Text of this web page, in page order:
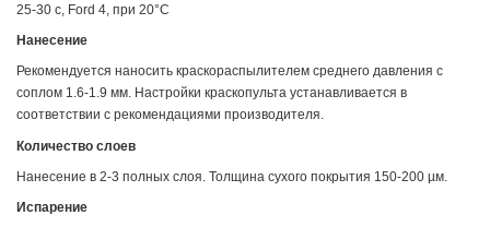
25-30 с, Ford 4, при 20°С
Нанесение
Рекомендуется наносить краскораспылителем среднего давления с
соплом 1.6-1.9 мм. Настройки краскопульта устанавливается в
соответствии с рекомендациями производителя.
Количество слоев
Нанесение в 2-3 полных слоя. Толщина сухого покрытия 150-200 µм.
Испарение